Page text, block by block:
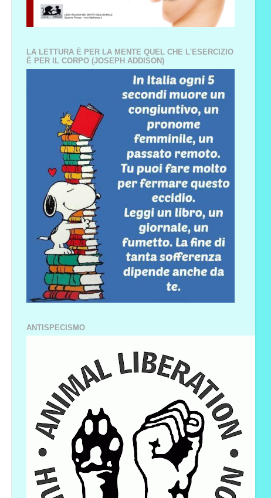
LA LETTURA È PER LA MENTE QUEL CHE L'ESERCIZIO
È PER IL CORPO (JOSEPH ADDISON)
ANTISPECISMO